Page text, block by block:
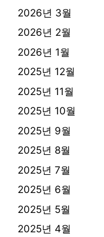
2026년 3월
2026년 2월
2026년 1월
2025년 12월
2025년 11월
2025년 10월
2025년 9월
2025년 8월
2025년 7월
2025년 6월
2025년 5월
2025년 4월